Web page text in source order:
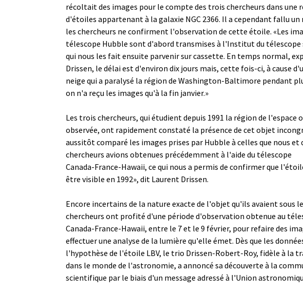
récoltait des images pour le compte des trois chercheurs dans une
d'étoiles appartenant à la galaxie NGC 2366. Il a cependant fallu un
les chercheurs ne confirment l'observation de cette étoile. «Les
télescope Hubble sont d'abord transmises à l'Institut du
qui nous les fait ensuite parvenir sur cassette. En temps normal,
Drissen, le délai est d'environ dix jours mais, cette fois-ci, à cause
neige qui a paralysé la région de Washington-Baltimore pendant
on n'a reçu les images qu'à la fin janvier.»
Les trois chercheurs, qui étudient depuis 1991 la région de l'espace
observée, ont rapidement constaté la présence de cet objet
aussitôt comparé les images prises par Hubble à celles que nous et
chercheurs avions obtenues précédemment à l'aide du télescope
Canada-France-Hawaii, ce qui nous a permis de confirmer que
être visible en 1992», dit Laurent Drissen.
Encore incertains de la nature exacte de l'objet qu'ils avaient sous
chercheurs ont profité d'une période d'observation obtenue au
Canada-France-Hawaii, entre le 7 et le 9 février, pour refaire des
effectuer une analyse de la lumière qu'elle émet. Dès que les
l'hypothèse de l'étoile LBV, le trio Drissen-Robert-Roy, fidèle à la
dans le monde de l'astronomie, a annoncé sa découverte à la
scientifique par le biais d'un message adressé à l'Union